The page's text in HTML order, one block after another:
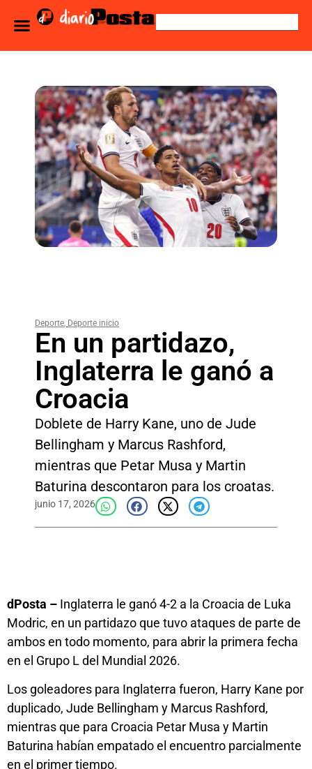
Deporte, Deporte inicio
En un partidazo,
Inglaterra le ganó a
Croacia
Doblete de Harry Kane, uno de Jude
Bellingham y Marcus Rashford,
mientras que Petar Musa y Martin
Baturina descontaron para los croatas.
junio 17, 2026
dPosta – Inglaterra le ganó 4-2 a la Croacia de Luka
Modric, en un partidazo que tuvo ataques de parte de
ambos en todo momento, para abrir la primera fecha
en el Grupo L del Mundial 2026.
Los goleadores para Inglaterra fueron, Harry Kane por
duplicado, Jude Bellingham y Marcus Rashford,
mientras que para Croacia Petar Musa y Martin
Baturina habían empatado el encuentro parcialmente
en el primer tiempo.